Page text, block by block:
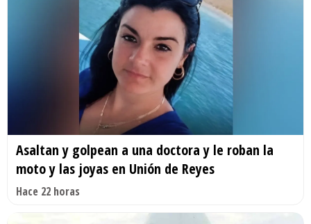
Asaltan y golpean a una doctora y le roban la
moto y las joyas en Unión de Reyes
Hace 22 horas